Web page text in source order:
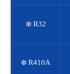
❄️ R32
❄️ R410A